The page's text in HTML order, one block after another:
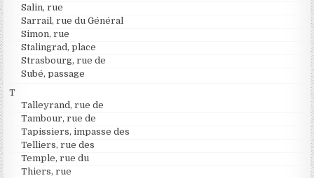
Salin, rue
Sarrail, rue du Général
Simon, rue
Stalingrad, place
Strasbourg, rue de
Subé, passage
T
Talleyrand, rue de
Tambour, rue de
Tapissiers, impasse des
Telliers, rue des
Temple, rue du
Thiers, rue